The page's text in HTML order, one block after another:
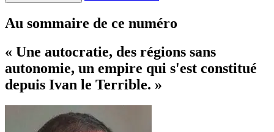
Au sommaire de ce numéro
« Une autocratie, des régions sans
autonomie, un empire qui s'est constitué
depuis Ivan le Terrible. »